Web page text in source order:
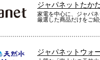
ジャパネットたか
家電を中心に、ジャパ
厳選した商品だけをご紹
ジャパネットウォ